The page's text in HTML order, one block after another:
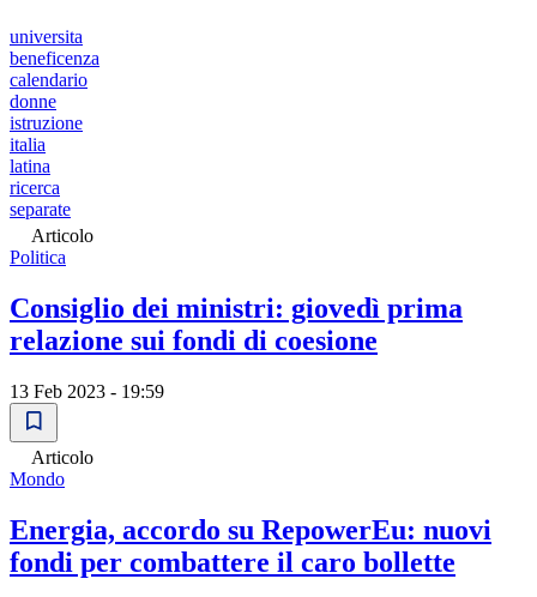
universita
beneficenza
calendario
donne
istruzione
italia
latina
ricerca
separate
Articolo
Politica
Consiglio dei ministri: giovedì prima
relazione sui fondi di coesione
13 Feb 2023 - 19:59
Articolo
Mondo
Energia, accordo su RepowerEu: nuovi
fondi per combattere il caro bollette